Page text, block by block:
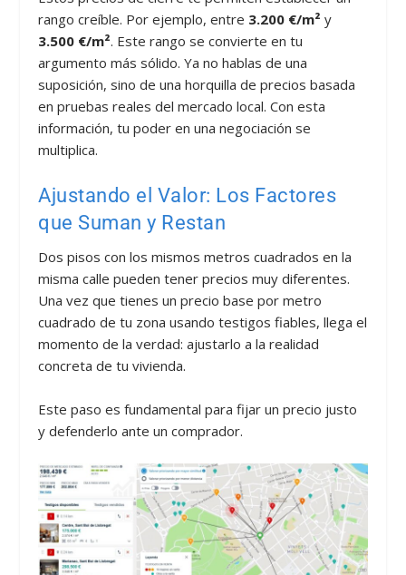
rango creíble. Por ejemplo, entre 3.200 €/m² y
3.500 €/m². Este rango se convierte en tu
argumento más sólido. Ya no hablas de una
suposición, sino de una horquilla de precios basada
en pruebas reales del mercado local. Con esta
información, tu poder en una negociación se
multiplica.
Ajustando el Valor: Los Factores
que Suman y Restan
Dos pisos con los mismos metros cuadrados en la
misma calle pueden tener precios muy diferentes.
Una vez que tienes un precio base por metro
cuadrado de tu zona usando testigos fiables, llega el
momento de la verdad: ajustarlo a la realidad
concreta de tu vivienda.
Este paso es fundamental para fijar un precio justo
y defenderlo ante un comprador.